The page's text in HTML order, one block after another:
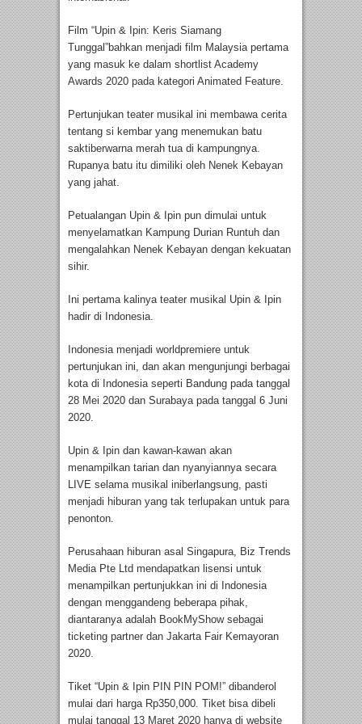
Film “Upin & Ipin: Keris Siamang
Tunggal”bahkan menjadi film Malaysia pertama
yang masuk ke dalam shortlist Academy
Awards 2020 pada kategori Animated Feature.
Pertunjukan teater musikal ini membawa cerita
tentang si kembar yang menemukan batu
saktiberwarna merah tua di kampungnya.
Rupanya batu itu dimiliki oleh Nenek Kebayan
yang jahat.
Petualangan Upin & Ipin pun dimulai untuk
menyelamatkan Kampung Durian Runtuh dan
mengalahkan Nenek Kebayan dengan kekuatan
sihir.
Ini pertama kalinya teater musikal Upin & Ipin
hadir di Indonesia.
Indonesia menjadi worldpremiere untuk
pertunjukan ini, dan akan mengunjungi berbagai
kota di Indonesia seperti Bandung pada tanggal
28 Mei 2020 dan Surabaya pada tanggal 6 Juni
2020.
Upin & Ipin dan kawan-kawan akan
menampilkan tarian dan nyanyiannya secara
LIVE selama musikal iniberlangsung, pasti
menjadi hiburan yang tak terlupakan untuk para
penonton.
Perusahaan hiburan asal Singapura, Biz Trends
Media Pte Ltd mendapatkan lisensi untuk
menampilkan pertunjukkan ini di Indonesia
dengan menggandeng beberapa pihak,
diantaranya adalah BookMyShow sebagai
ticketing partner dan Jakarta Fair Kemayoran
2020.
Tiket “Upin & Ipin PIN PIN POM!” dibanderol
mulai dari harga Rp350,000. Tiket bisa dibeli
mulai tanggal 13 Maret 2020 hanya di website